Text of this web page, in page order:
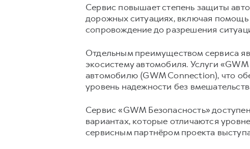
Сервис повышает степень защиты
дорожных ситуациях, включая помощь
сопровождение до разрешения
Отдельным преимуществом сервиса
экосистему автомобиля. Услуги
автомобилю (GWM Connection), что
уровень надежности без
Сервис «GWM Безопасность»
вариантах, которые отличаются
сервисным партнёром проекта